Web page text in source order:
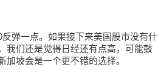
反弹一点。如果接下来美国股市没有什
我们还是觉得日经还有点高，可能鼓
坡会是一个更不错的选择。